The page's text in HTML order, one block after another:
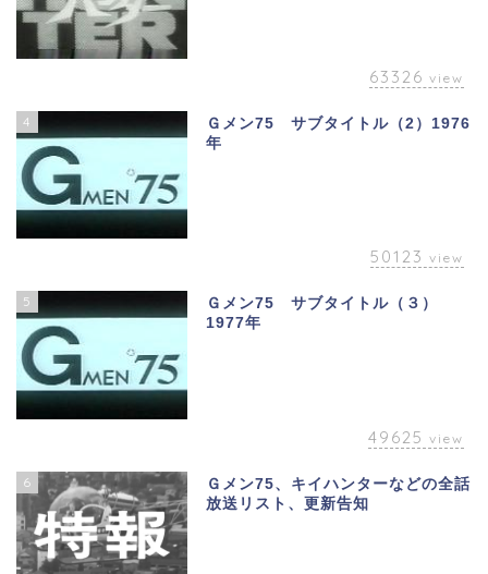
63326 view
4
Ｇメン75 サブタイトル（2）1976
年
50123 view
5
Ｇメン75 サブタイトル（３）
1977年
49625 view
6
Ｇメン75、キイハンターなどの全話
放送リスト、更新告知